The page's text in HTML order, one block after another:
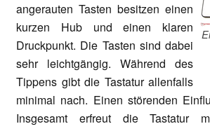
angerauten Tasten besitzen einen
kurzen Hub und einen klaren
Druckpunkt. Die Tasten sind dabei
sehr leichtgängig. Während des
Tippens gibt die Tastatur allenfalls
minimal nach. Einen störenden
Insgesamt erfreut die Tastatur